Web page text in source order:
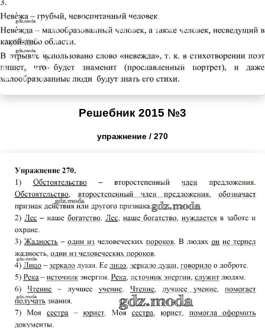
Решебник 2015 №3
упражнение / 270